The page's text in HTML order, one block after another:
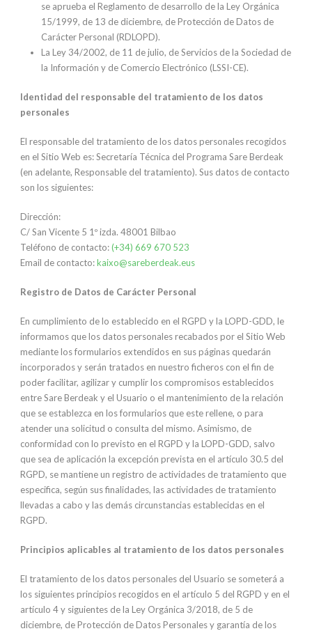
se aprueba el Reglamento de desarrollo de la Ley Orgánica
15/1999, de 13 de diciembre, de Protección de Datos de
Carácter Personal (RDLOPD).
La Ley 34/2002, de 11 de julio, de Servicios de la Sociedad de
la Información y de Comercio Electrónico (LSSI-CE).
Identidad del responsable del tratamiento de los datos
personales
El responsable del tratamiento de los datos personales recogidos
en el Sitio Web es: Secretaría Técnica del Programa Sare Berdeak
(en adelante, Responsable del tratamiento). Sus datos de contacto
son los siguientes:
Dirección:
C/ San Vicente 5 1º izda. 48001 Bilbao
Teléfono de contacto:(+34) 669 670 523
Email de contacto:kaixo@sareberdeak.eus
Registro de Datos de Carácter Personal
En cumplimiento de lo establecido en el RGPD y la LOPD-GDD, le
informamos que los datos personales recabados por el Sitio Web
mediante los formularios extendidos en sus páginas quedarán
incorporados y serán tratados en nuestro ficheros con el fin de
poder facilitar, agilizar y cumplir los compromisos establecidos
entre Sare Berdeak y el Usuario o el mantenimiento de la relación
que se establezca en los formularios que este rellene, o para
atender una solicitud o consulta del mismo. Asimismo, de
conformidad con lo previsto en el RGPD y la LOPD-GDD, salvo
que sea de aplicación la excepción prevista en el artículo 30.5 del
RGPD, se mantiene un registro de actividades de tratamiento que
especifica, según sus finalidades, las actividades de tratamiento
llevadas a cabo y las demás circunstancias establecidas en el
RGPD.
Principios aplicables al tratamiento de los datos personales
El tratamiento de los datos personales del Usuario se someterá a
los siguientes principios recogidos en el artículo 5 del RGPD y en el
artículo 4 y siguientes de la Ley Orgánica 3/2018, de 5 de
diciembre, de Protección de Datos Personales y garantía de los